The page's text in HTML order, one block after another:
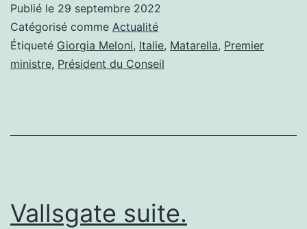
QUE
LA
DROITE
EN
Publié le 29 septembre 2022
Catégorisé comme Actualité
Étiqueté Giorgia Meloni, Italie, Matarella, Premier
ministre, Président du Conseil
Vallsgate suite.